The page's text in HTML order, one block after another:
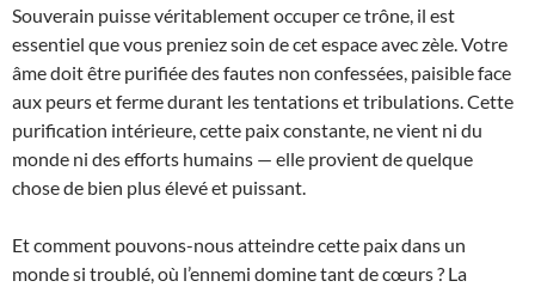
Souverain puisse véritablement occuper ce trône, il est
essentiel que vous preniez soin de cet espace avec zèle. Votre
âme doit être purifiée des fautes non confessées, paisible face
aux peurs et ferme durant les tentations et tribulations. Cette
purification intérieure, cette paix constante, ne vient ni du
monde ni des efforts humains — elle provient de quelque
chose de bien plus élevé et puissant.
Et comment pouvons-nous atteindre cette paix dans un
monde si troublé, où l’ennemi domine tant de cœurs ? La